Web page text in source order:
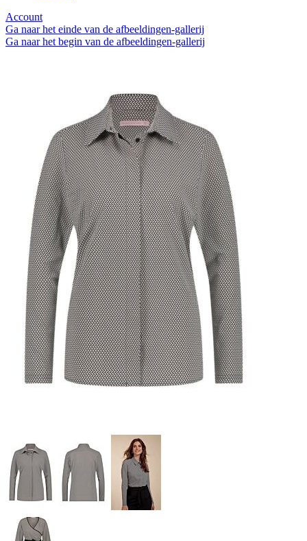
Account
Ga naar het einde van de afbeeldingen-gallerij
Ga naar het begin van de afbeeldingen-gallerij